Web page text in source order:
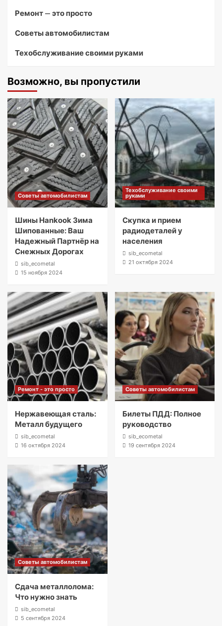
Ремонт — это просто
Советы автомобилистам
Техобслуживание своими руками
Возможно, вы пропустили
Советы автомобилистам
Шины Hankook Зима
Шипованные: Ваш
Надежный Партнёр на
Снежных Дорогах
sib_ecometal
15 ноября 2024
Техобслуживание своими
руками
Скупка и прием
радиодеталей у
населения
sib_ecometal
21 октября 2024
Ремонт - это просто
Нержавеющая сталь:
Металл будущего
sib_ecometal
16 октября 2024
Советы автомобилистам
Билеты ПДД: Полное
руководство
sib_ecometal
19 сентября 2024
Советы автомобилистам
Сдача металлолома:
Что нужно знать
sib_ecometal
5 сентября 2024